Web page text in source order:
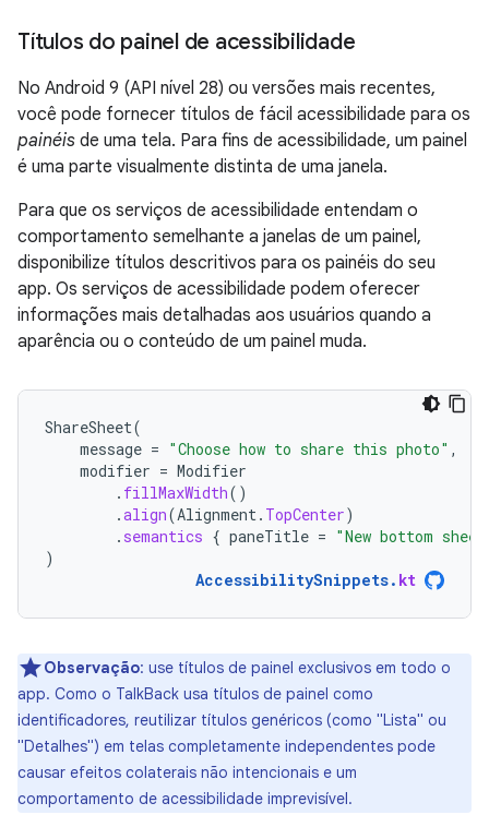
Títulos do painel de acessibilidade
No Android 9 (API nível 28) ou versões mais recentes,
você pode fornecer títulos de fácil acessibilidade para os
painéis de uma tela. Para fins de acessibilidade, um painel
é uma parte visualmente distinta de uma janela.
Para que os serviços de acessibilidade entendam o
comportamento semelhante a janelas de um painel,
disponibilize títulos descritivos para os painéis do seu
app. Os serviços de acessibilidade podem oferecer
informações mais detalhadas aos usuários quando a
aparência ou o conteúdo de um painel muda.
ShareSheet(
message = "Choose how to share this photo" ,
modifier = Modifier
. fillMaxWidth()
.align(Alignment. TopCenter)
. semantics { paneTitle = "New bottom
)
AccessibilitySnippets. kt
Observação: use títulos de painel exclusivos em todo o
app. Como o TalkBack usa títulos de painel como
identificadores, reutilizar títulos genéricos (como "Lista" ou
"Detalhes") em telas completamente independentes pode
causar efeitos colaterais não intencionais e um
comportamento de acessibilidade imprevisível.